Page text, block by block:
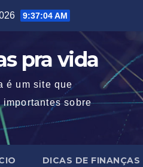
9:37:04 AM
pra vida
é um site que
sobre
DICAS DE FINANÇAS